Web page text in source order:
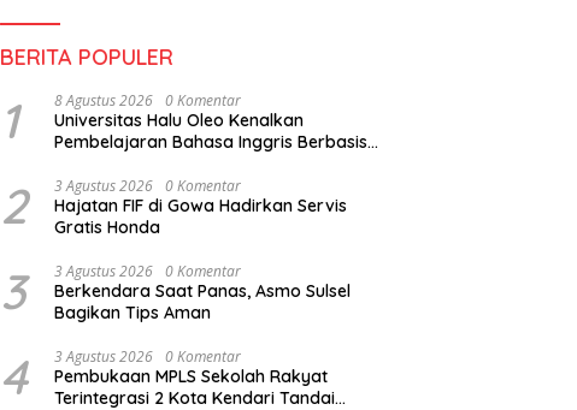
BERITA POPULER
1 8 Agustus 2026 0 Komentar
Universitas Halu Oleo Kenalkan
Pembelajaran Bahasa Inggris Berbasis
2 3 Agustus 2026 0 Komentar
Hajatan FIF di Gowa Hadirkan Servis
Gratis Honda
3 3 Agustus 2026 0 Komentar
Berkendara Saat Panas, Asmo Sulsel
Bagikan Tips Aman
4 3 Agustus 2026 0 Komentar
Pembukaan MPLS Sekolah Rakyat
Terintegrasi 2 Kota Kendari Tandai